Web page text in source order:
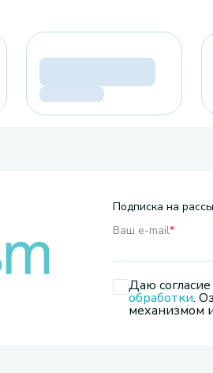
Подписка на
Ваш e-mail*
Даю
обработки.
механизмом